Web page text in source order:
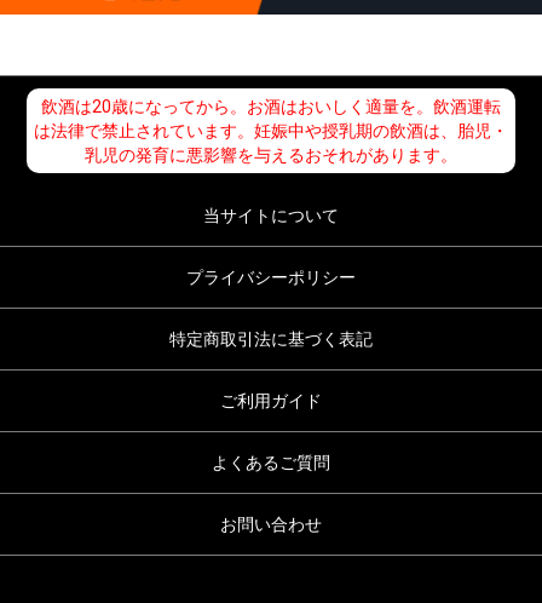
飲酒は20歳になってから。お酒はおいしく適量を。飲酒運転
は法律で禁止されています。妊娠中や授乳期の飲酒は、胎児・
乳児の発育に悪影響を与えるおそれがあります。
当サイトについて
プライバシーポリシー
特定商取引法に基づく表記
ご利用ガイド
よくあるご質問
お問い合わせ